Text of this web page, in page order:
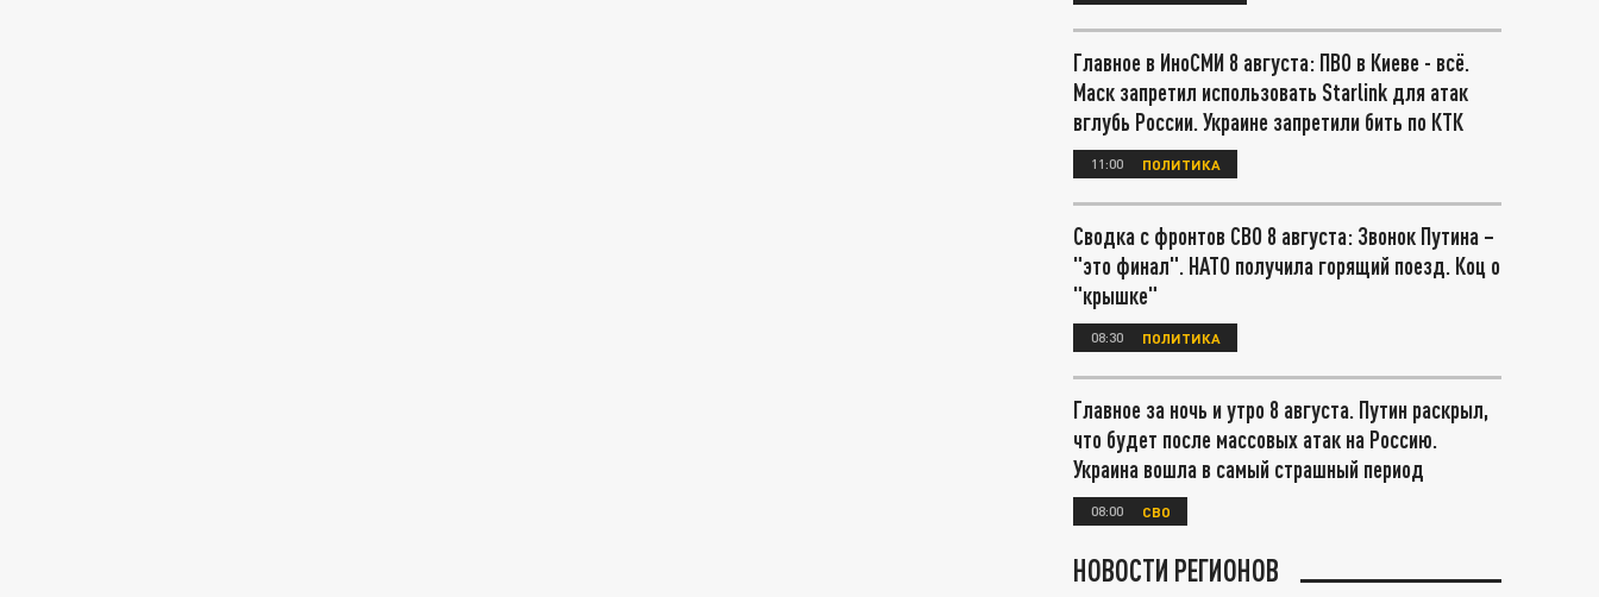
Главное в ИноСМИ 8 августа: ПВО в Киеве - всё.
Маск запретил использовать Starlink для атак
вглубь России. Украине запретили бить по КТК
11:00 ПОЛИТИКА
Сводка с фронтов СВО 8 августа: Звонок Путина –
"это финал". НАТО получила горящий поезд. Коц о
"крышке"
08:30 ПОЛИТИКА
Главное за ночь и утро 8 августа. Путин раскрыл,
что будет после массовых атак на Россию.
Украина вошла в самый страшный период
08:00 СВО
НОВОСТИ РЕГИОНОВ